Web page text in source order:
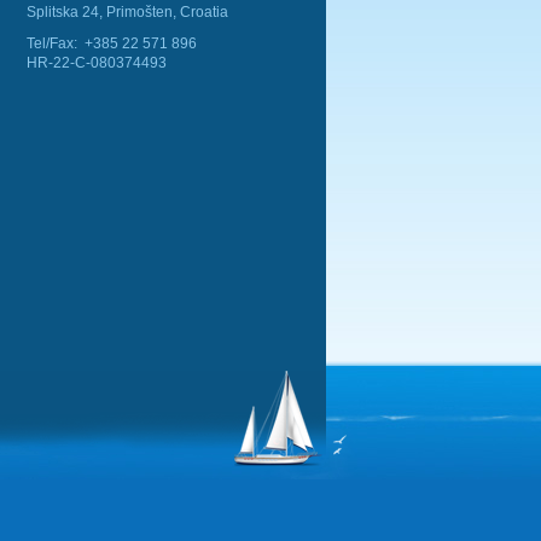
Splitska 24, Primošten, Croatia
Tel/Fax: +385 22 571 896
HR-22-C-080374493